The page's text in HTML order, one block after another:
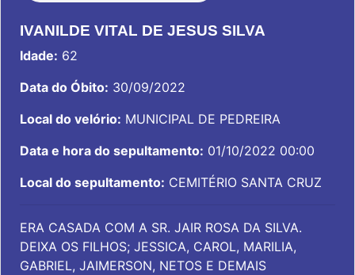
IVANILDE VITAL DE JESUS SILVA
Idade: 62
Data do Óbito: 30/09/2022
Local do velório: MUNICIPAL DE PEDREIRA
Data e hora do sepultamento: 01/10/2022 00:00
Local do sepultamento: CEMITÉRIO SANTA CRUZ
ERA CASADA COM A SR. JAIR ROSA DA SILVA.
DEIXA OS FILHOS; JESSICA, CAROL, MARILIA,
GABRIEL, JAIMERSON, NETOS E DEMAIS